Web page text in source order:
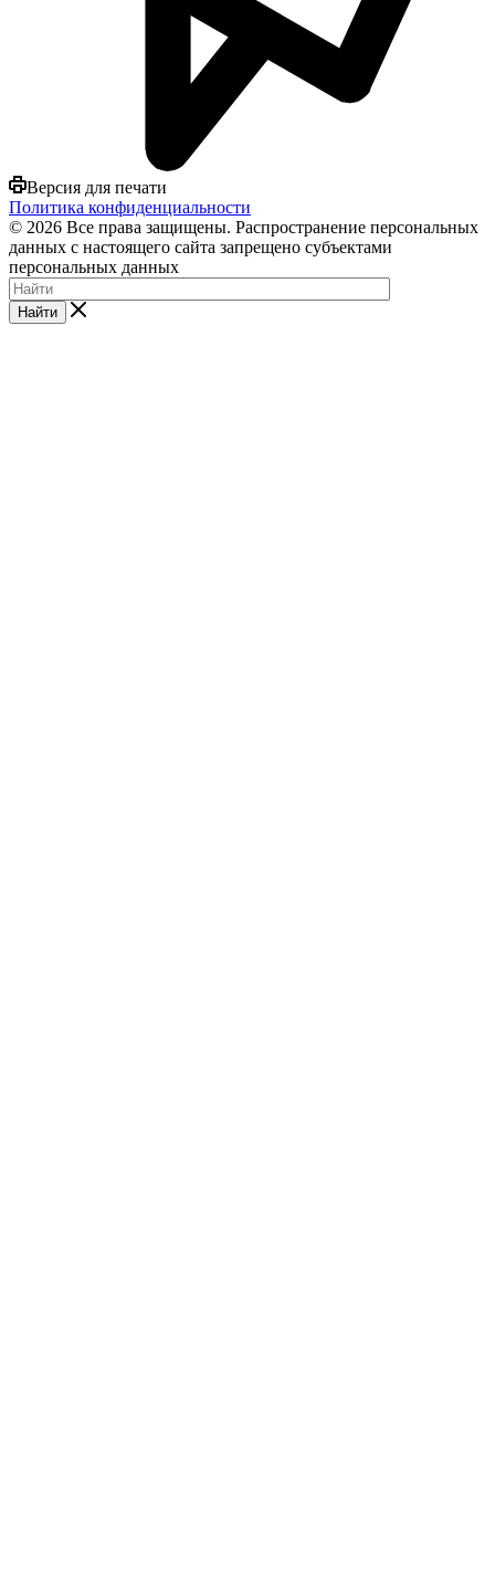
Версия для печати
Политика конфиденциальности
© 2026 Все права защищены. Распространение персональных
данных с настоящего сайта запрещено субъектами
персональных данных
Найти